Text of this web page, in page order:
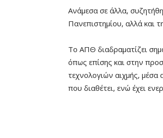
Ανάμεσα σε άλλα,
Πανεπιστημίου, αλλά και
Tο ΑΠΘ διαδραματίζει
όπως επίσης και στην
τεχνολογιών αιχμής, μέσα
που διαθέτει, ενώ έχει